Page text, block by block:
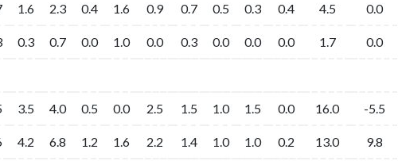
1.6 2.3 0.4 1.6 0.9 0.7 0.5 0.3 0.4 4.5 0.0
0.3 0.7 0.0 1.0 0.0 0.3 0.0 0.0 0.0 1.7 0.0
3.5 4.0 0.5 0.0 2.5 1.5 1.0 1.5 0.0 16.0 -5.5
4.2 6.8 1.2 1.6 2.2 1.4 1.0 1.0 0.2 13.0 9.8